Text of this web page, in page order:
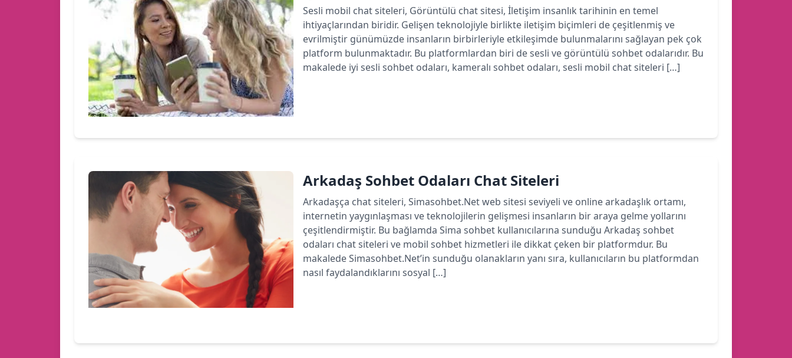
Sesli mobil chat siteleri, Görüntülü chat sitesi, İletişim insanlık tarihinin en temel
ihtiyaçlarından biridir. Gelişen teknolojiyle birlikte iletişim biçimleri de çeşitlenmiş ve
evrilmiştir günümüzde insanların birbirleriyle etkileşimde bulunmalarını sağlayan pek çok
platform bulunmaktadır. Bu platformlardan biri de sesli ve görüntülü sohbet odalarıdır. Bu
makalede iyi sesli sohbet odaları, kameralı sohbet odaları, sesli mobil chat siteleri […]
Arkadaş Sohbet Odaları Chat Siteleri
Arkadaşça chat siteleri, Simasohbet.Net web sitesi seviyeli ve online arkadaşlık ortamı,
internetin yaygınlaşması ve teknolojilerin gelişmesi insanların bir araya gelme yollarını
çeşitlendirmiştir. Bu bağlamda Sima sohbet kullanıcılarına sunduğu Arkadaş sohbet
odaları chat siteleri ve mobil sohbet hizmetleri ile dikkat çeken bir platformdur. Bu
makalede Simasohbet.Net’in sunduğu olanakların yanı sıra, kullanıcıların bu platformdan
nasıl faydalandıklarını sosyal […]